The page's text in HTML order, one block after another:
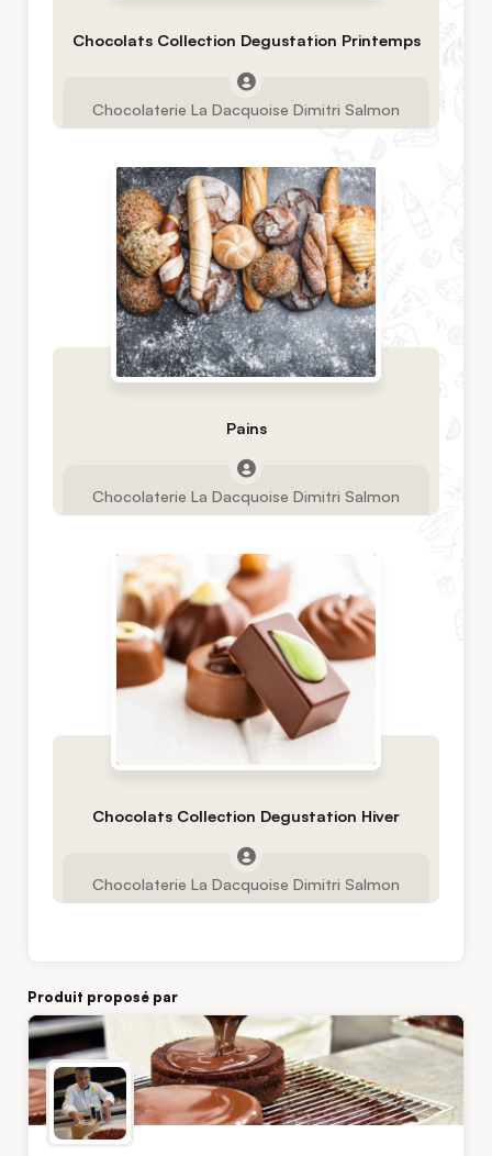
Chocolats Collection Degustation Printemps
Chocolaterie La Dacquoise Dimitri Salmon
Pains
Chocolaterie La Dacquoise Dimitri Salmon
Chocolats Collection Degustation Hiver
Chocolaterie La Dacquoise Dimitri Salmon
Produit proposé par